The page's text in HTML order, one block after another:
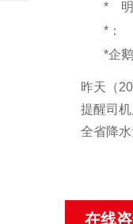
*
*：
*企
昨天（
提醒司
全省降
在线